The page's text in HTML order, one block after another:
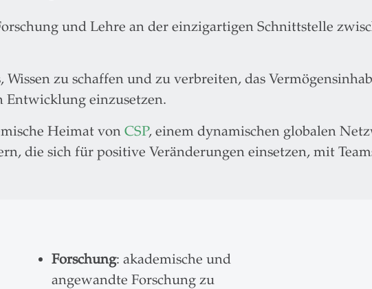
und Lehre an der einzigartigen Schnittstelle
zu schaffen und zu verbreiten, das
einzusetzen.
Heimat von CSP, einem dynamischen globalen
die sich für positive Veränderungen einsetzen, mit
Forschung: akademische und
angewandte Forschung zu